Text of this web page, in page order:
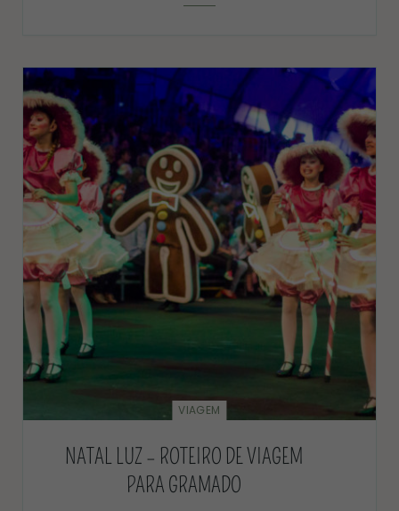
VIAGEM
NATAL LUZ – ROTEIRO DE VIAGEM
PARA GRAMADO